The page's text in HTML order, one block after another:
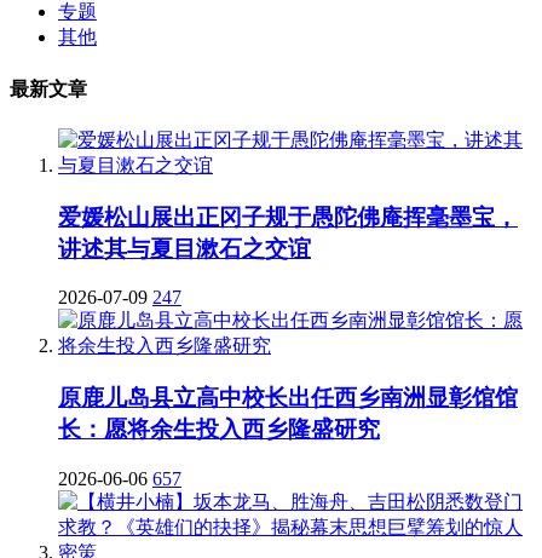
专题
其他
最新文章
爱媛松山展出正冈子规于愚陀佛庵挥毫墨宝，
讲述其与夏目漱石之交谊
2026-07-09 247
原鹿儿岛县立高中校长出任西乡南洲显彰馆馆
长：愿将余生投入西乡隆盛研究
2026-06-06 657